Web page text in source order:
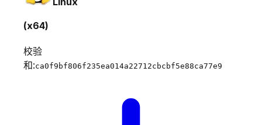
(x64)
校验
和:ca0f9bf806f235ea014a22712cbcbf5e88ca77e9